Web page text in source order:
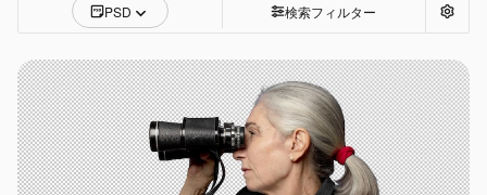
PSD 検索フィルター